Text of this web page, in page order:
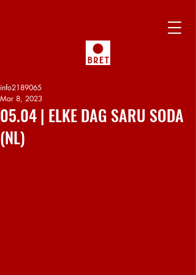
05.04 | ELKE DAG SARU SODA
(NL)
info2189065
Mar 8, 2023